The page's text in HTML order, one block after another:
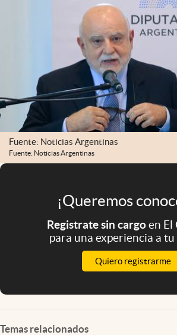
Eventos Corporativos
El Cronista Studio
Mediakit
abre en nueva pestaña
Argentina
Fuente: Noticias Argentinas
Fuente: Noticias Argentinas
¡Queremos
Registrate sin cargoen El
para una experiencia a
Quiero registrarme
Temas relacionados